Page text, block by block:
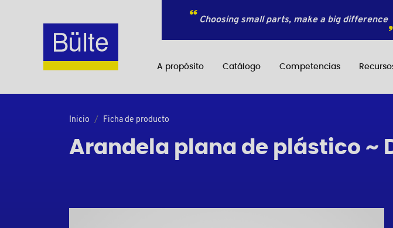
Choosing small parts, make a big difference
A propósito Catálogo Competencias
Inicio Ficha de producto
Arandela plana de plástico ~